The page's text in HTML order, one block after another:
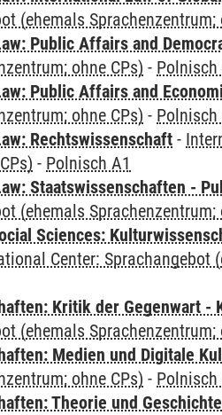
(ehemals Sprachenzentrum;
Public Affairs and
ohne CPs) - Polnisch
Public Affairs and
ohne CPs) - Polnisch
Rechtswissenschaft -
- Polnisch A1
Staatswissenschaften -
(ehemals Sprachenzentrum;
Sciences:
Center: Sprachangebot
Kritik der Gegenwart -
(ehemals Sprachenzentrum;
Medien und Digitale
ohne CPs) - Polnisch
Theorie und